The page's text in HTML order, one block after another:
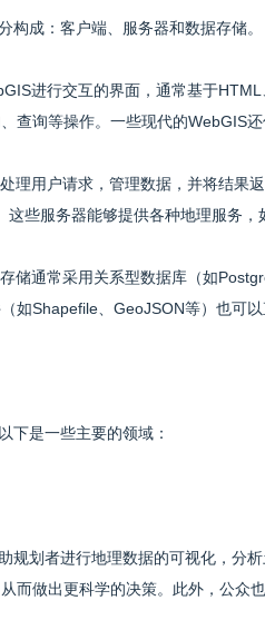
构成：客户端、服务器和数据存储。
进行交互的界面，通常基于
查询等操作。一些现代的WebGIS
理用户请求，管理数据，并将结果
些服务器能够提供各种地理服务
储通常采用关系型数据库（如
如Shapefile、GeoJSON等）也可
下是一些主要的领域：
规划者进行地理数据的可视化，分
而做出更科学的决策。此外，公众